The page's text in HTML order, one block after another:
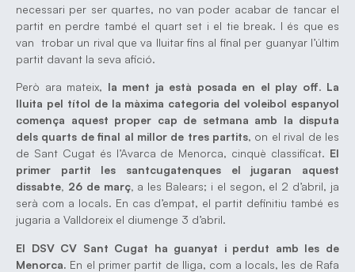
necessari per ser quartes, no van poder acabar de tancar el
partit en perdre també el quart set i el tie break. I és que es
van trobar un rival que va lluitar fins al final per guanyar l’últim
partit davant la seva afició.
Però ara mateix, la ment ja està posada en el play off. La
lluita pel títol de la màxima categoria del voleibol espanyol
comença aquest proper cap de setmana amb la disputa
dels quarts de final al millor de tres partits, on el rival de les
de Sant Cugat és l’Avarca de Menorca, cinquè classificat. El
primer partit les santcugatenques el jugaran aquest
dissabte, 26 de març, a les Balears; i el segon, el 2 d’abril, ja
serà com a locals. En cas d’empat, el partit definitiu també es
jugaria a Valldoreix el diumenge 3 d’abril.
El DSV CV Sant Cugat ha guanyat i perdut amb les de
Menorca. En el primer partit de lliga, com a locals, les de Rafa